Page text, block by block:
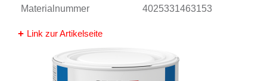
Materialnummer 4025331463153
Link zur Artikelseite